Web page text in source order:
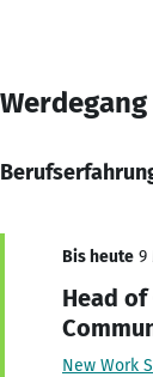
Werdegang
Bis heute 9
Head
New Work